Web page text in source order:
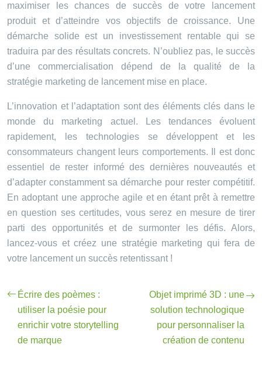
maximiser les chances de succès de votre lancement
produit et d’atteindre vos objectifs de croissance. Une
démarche solide est un investissement rentable qui se
traduira par des résultats concrets. N’oubliez pas, le succès
d’une commercialisation dépend de la qualité de la
stratégie marketing de lancement mise en place.
L’innovation et l’adaptation sont des éléments clés dans le
monde du marketing actuel. Les tendances évoluent
rapidement, les technologies se développent et les
consommateurs changent leurs comportements. Il est donc
essentiel de rester informé des dernières nouveautés et
d’adapter constamment sa démarche pour rester compétitif.
En adoptant une approche agile et en étant prêt à remettre
en question ses certitudes, vous serez en mesure de tirer
parti des opportunités et de surmonter les défis. Alors,
lancez-vous et créez une stratégie marketing qui fera de
votre lancement un succès retentissant !
Écrire des poèmes :
utiliser la poésie pour
enrichir votre storytelling
de marque
Objet imprimé 3D : une
solution technologique
pour personnaliser la
création de contenu